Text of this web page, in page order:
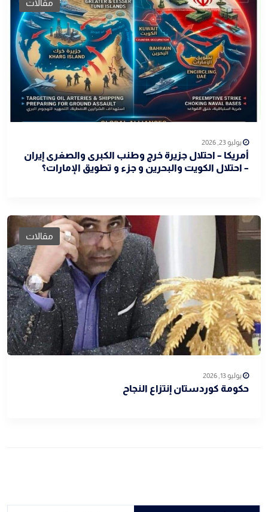
مقالات
يوليو 23, 2026
أمريكا – احتلال جزيرة خرج وطنب الكبرى والصغرى إيران
– احتلال الكويت والبحرين و جزء و تطويق الإمارات؟
مقالات
يوليو 13, 2026
حكومة كوردستان إنتزاع النجاح